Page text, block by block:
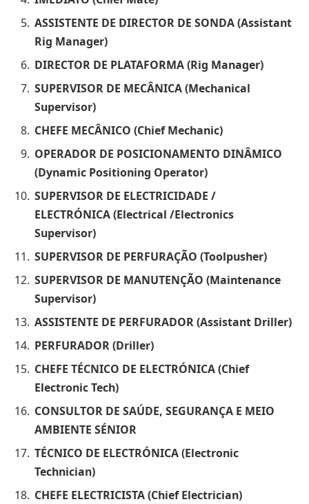
ASSISTENTE DE DIRECTOR DE SONDA (Assistant
Rig Manager)
DIRECTOR DE PLATAFORMA (Rig Manager)
SUPERVISOR DE MECÂNICA (Mechanical
Supervisor)
CHEFE MECÂNICO (Chief Mechanic)
OPERADOR DE POSICIONAMENTO DINÂMICO
(Dynamic Positioning Operator)
SUPERVISOR DE ELECTRICIDADE /
ELECTRÓNICA (Electrical /Electronics
Supervisor)
SUPERVISOR DE PERFURAÇÃO (Toolpusher)
SUPERVISOR DE MANUTENÇÃO (Maintenance
Supervisor)
ASSISTENTE DE PERFURADOR (Assistant Driller)
PERFURADOR (Driller)
CHEFE TÉCNICO DE ELECTRÓNICA (Chief
Electronic Tech)
CONSULTOR DE SAÚDE, SEGURANÇA E MEIO
AMBIENTE SÉNIOR
TÉCNICO DE ELECTRÓNICA (Electronic
Technician)
CHEFE ELECTRICISTA (Chief Electrician)